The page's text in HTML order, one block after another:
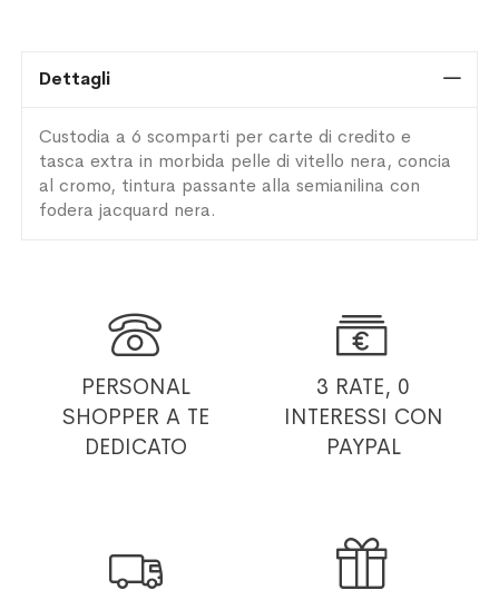
Dettagli
Custodia a 6 scomparti per carte di credito e
tasca extra in morbida pelle di vitello nera, concia
al cromo, tintura passante alla semianilina con
fodera jacquard nera.

PERSONAL
SHOPPER A TE
DEDICATO

3 RATE, 0
INTERESSI CON
PAYPAL
 